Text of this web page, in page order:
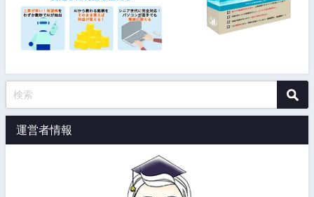
運営者情報